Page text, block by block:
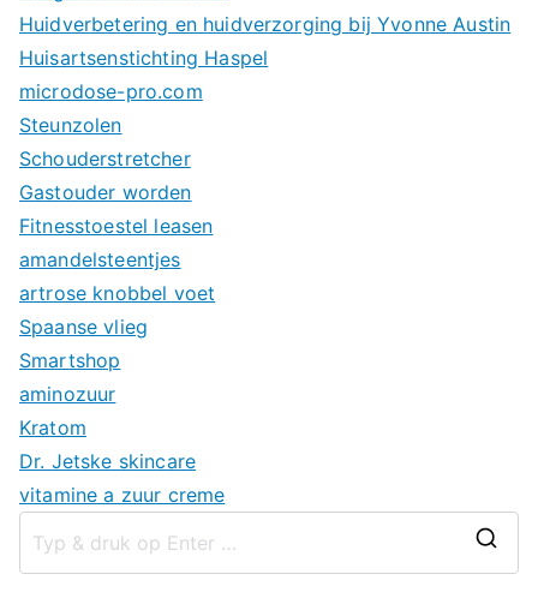
Huidverbetering en huidverzorging bij Yvonne Austin
Huisartsenstichting Haspel
microdose-pro.com
Steunzolen
Schouderstretcher
Gastouder worden
Fitnesstoestel leasen
amandelsteentjes
artrose knobbel voet
Spaanse vlieg
Smartshop
aminozuur
Kratom
Dr. Jetske skincare
vitamine a zuur creme